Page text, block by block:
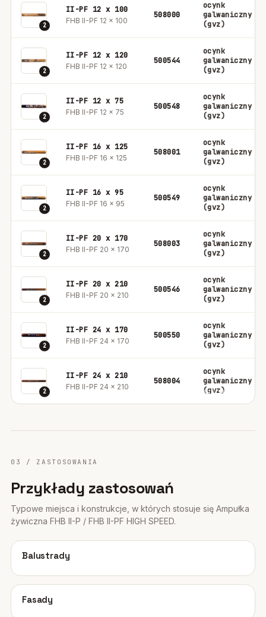
2
II-PF 12 x 100
FHB II-PF 12 x 100
508000
ocynk
galwaniczny
(gvz)
2
II-PF 12 x 120
FHB II-PF 12 x 120
500544
ocynk
galwaniczny
(gvz)
2
II-PF 12 x 75
FHB II-PF 12 x 75
500548
ocynk
galwaniczny
(gvz)
2
II-PF 16 x 125
FHB II-PF 16 x 125
508001
ocynk
galwaniczny
(gvz)
2
II-PF 16 x 95
FHB II-PF 16 x 95
500549
ocynk
galwaniczny
(gvz)
2
II-PF 20 x 170
FHB II-PF 20 x 170
508003
ocynk
galwaniczny
(gvz)
2
II-PF 20 x 210
FHB II-PF 20 x 210
500546
ocynk
galwaniczny
(gvz)
2
II-PF 24 x 170
FHB II-PF 24 x 170
500550
ocynk
galwaniczny
(gvz)
2
II-PF 24 x 210
FHB II-PF 24 x 210
508004
ocynk
galwaniczny
(gvz)
03 / ZASTOSOWANIA
Przykłady zastosowań
Typowe miejsca i konstrukcje, w których stosuje się Ampułka
żywiczna FHB II-P / FHB II-PF HIGH SPEED.
01
Balustrady
02
Fasady